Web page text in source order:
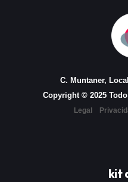
C. Muntaner,
Copyright © 2025
Legal
kit